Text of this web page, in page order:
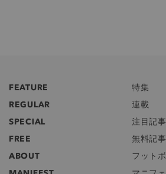
FEATURE
特集
REGULAR
連載
SPECIAL
注目記事
FREE
無料記事
ABOUT
フット